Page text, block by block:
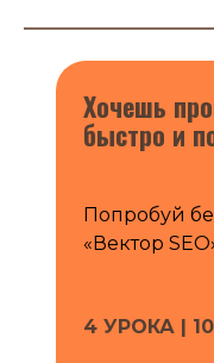
Хочешь
быстро и
Попробуй
«Вектор
4 УРОКА |